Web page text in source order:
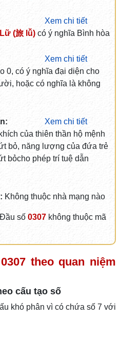
Xem chi tiết
(旅 lǚ)có ý nghĩa Bình hòa
Xem chi tiết
0, có ý nghĩa đại diện cho
hoặc có nghĩa là không
Xem chi tiết
của thiên thần hộ mệnh
bỏ, năng lượng của đứa trẻ
bỏcho phép trí tuệ dẫn
Không thuộc nhà mạng nào
Đầu số 0307không thuộc mã
0307 theo quan niệm
cấu tạo số
khó phân vì có chứa số 7 với